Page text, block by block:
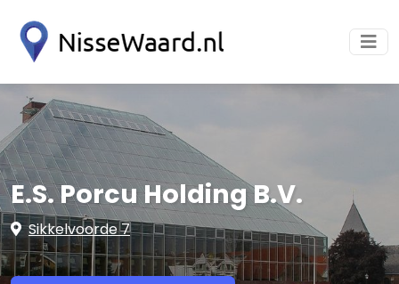
E.S. Porcu Holding B.V.
Sikkelvoorde 7